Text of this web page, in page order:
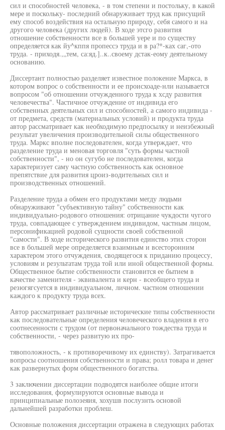
сил и способностей человека, - в том степени и постольку, в какой
мере и поскольку- последний обнаруживает труд как присущий
ему способ воздействия на остальную природу, себя самого и на
другого человека (других людей). В ходе этсго развития
отношение собственности все в большей уере и по существу
определяется как йу^кппя пропессэ труда и в ра?*-ках саг,-ото
труда. - приходя.,„тем, са:яд.]..к..своему дстак-еому деятельному
основанию.
Диссертант полностью разделяет известное полокение Маркса, в
котором вопрос о собственности и ее происхоаде-нли называется
вопросом "об отношении отчужденного труда к хсду развития
человечества". Частичное отчуждение от индивида его
собственных деятельных сил и способностей, а самого индивида -
от предмета, средств (материальных условий) и продукта труда
автор рассматривает как необходимую предпосылку и неизбежный
результат увеличения производительной силы общественного
труда. Маркс вполне последователен, когда утверждает, что
разделение труда и меновая торговля "суть формы частной
собственности", - но он сугубо не последователен, когда
характеризует саму частную собственность как основное
препятствие для развития цроиз-водительных сил и
производственных отношений.
Разделение труда а обмен его продуктами мегду людьми
обнаруживают "субъективную тайну" собственности как
индивидуально-родового отношения: отрицание чукдости чугого
труда, совпадающее с утверждением индивидом, частным лицом,
персонификацией родовой сущности своей собственной
"самости". В ходе исторического развития единство этих сторон
все в большей мере определяется взаимным и всесторонним
характером этого отчуждения, сводящегося к приданию процессу,
условиям и результатам труда той или иной общественной формы.
Общественное бытие собственности становится ее бытием в
качестве заменителя - эквивалента и керн - всеобщего труда и
резюгягсуется в индивидуальном, личном. частном отношении
каждого к продукту труда всех.
Автор рассматривает различные исторические типы собственности
как последовательные определения человеческого владения в его
соотнесенности с трудом (от первоначального тождества труда и
собственности, - через развитую их про-
тявоположность, - к противоречивому их единству). Затрагивается
вопросы соотношения собственности и права; ролл товара и денег
как развернутых форм общественного богатства.
3 заключении диссертации подводятся наиболее общие итоги
исследования, формулируются основные вывода и
принципиальные полозеяия, хохушв послузнть основой
дальнейшей разработки проблеш.
Основные положения диссертации отражена в следующих работах